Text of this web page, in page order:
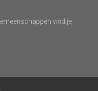
vind je